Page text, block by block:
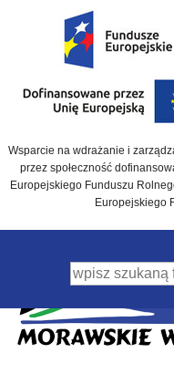
Wsparcie na wdrażanie i
przez społeczność
Europejskiego Funduszu
Europejskiego